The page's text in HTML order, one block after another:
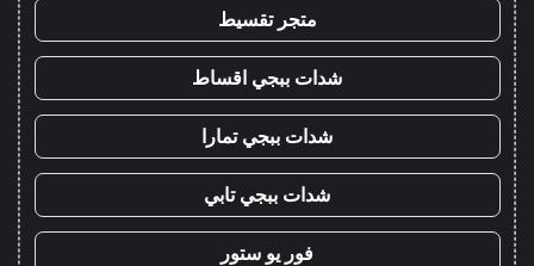
متجر تقسيط
شدات ببجي اقساط
شدات ببجي تمارا
شدات ببجي تابي
فور يو ستور